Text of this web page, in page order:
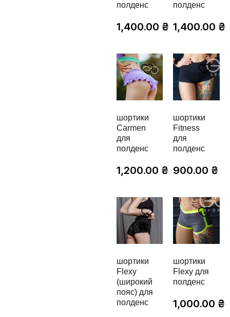
полденс
1,400.00 ₴
полденс
1,400.00 ₴
шортики
Carmen
для
полденс
1,200.00 ₴
шортики
Fitness
для
полденс
900.00 ₴
шортики
Flexy
(широкий
пояс) для
полденс
шортики
Flexy для
полденс
1,000.00 ₴